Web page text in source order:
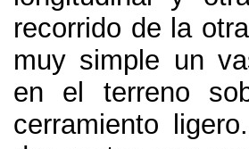
recorrido de la
muy simple un
en el terreno
cerramiento ligero.